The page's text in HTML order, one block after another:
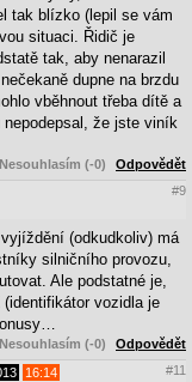
tak blízko (lepil se vám
situaci. Řidič je
tak, aby nenarazil
dupne na brzdu
vběhnout třeba dítě a
že jste viník
Nesouhlasím (-0) Odpovědět
#9
(odkudkoliv) má
silničního provozu,
Ale podstatné je,
vozidla je
Nesouhlasím (-0) Odpovědět
16:14 #11